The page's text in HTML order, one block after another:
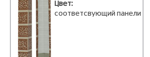
Цвет:
соответсвующий панели